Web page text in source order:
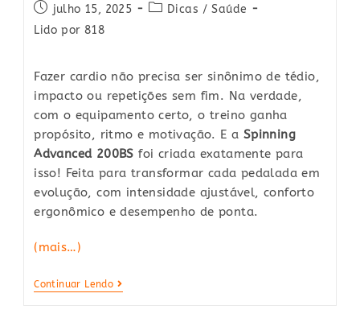
Post
published:
julho 15, 2025
PostDicas / Saúde
Lido por 818
Fazer cardio não precisa ser sinônimo de tédio,
impacto ou repetições sem fim. Na verdade,
com o equipamento certo, o treino ganha
propósito, ritmo e motivação. E a Spinning
Advanced 200BS foi criada exatamente para
isso! Feita para transformar cada pedalada em
evolução, com intensidade ajustável, conforto
ergonômico e desempenho de ponta.
(mais…)
Continuar Lendo8